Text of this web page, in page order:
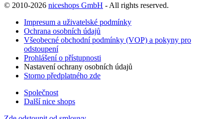
© 2010-2026 niceshops GmbH - All rights reserved.
Impresum a uživatelské podmínky
Ochrana osobních údajů
Všeobecné obchodní podmínky (VOP) a pokyny pro
odstoupení
Prohlášení o přístupnosti
Nastavení ochrany osobních údajů
Storno předplatného zde
Společnost
Další nice shops